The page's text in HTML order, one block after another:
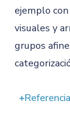
ejemplo
visuales y
grupos